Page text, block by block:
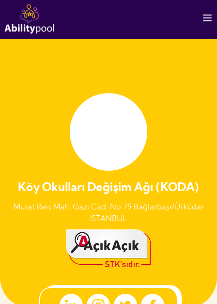
Köy Okulları Değişim Ağı (KODA)
Murat Reis Mah. Gazi Cad. No:79 Bağlarbaşı/Üsküdar
İSTANBUL